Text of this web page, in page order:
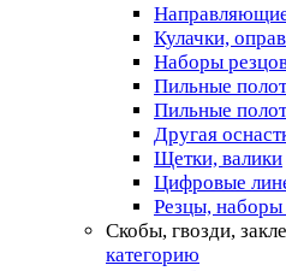
Кулачки,
Наборы
Пильные
Пильные
Другая
Щетки, валики
Цифровые
Резцы, наборы
Скобы, гвозди,
категорию